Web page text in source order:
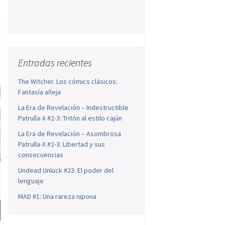
Entradas recientes
The Witcher. Los cómics clásicos:
Fantasía añeja
La Era de Revelación – Indestructible
Patrulla-X #2-3: Tritón al estilo cajún
La Era de Revelación – Asombrosa
Patrulla-X #2-3: Libertad y sus
consecuencias
Undead Unluck #23: El poder del
lenguaje
MAD #1: Una rareza nipona